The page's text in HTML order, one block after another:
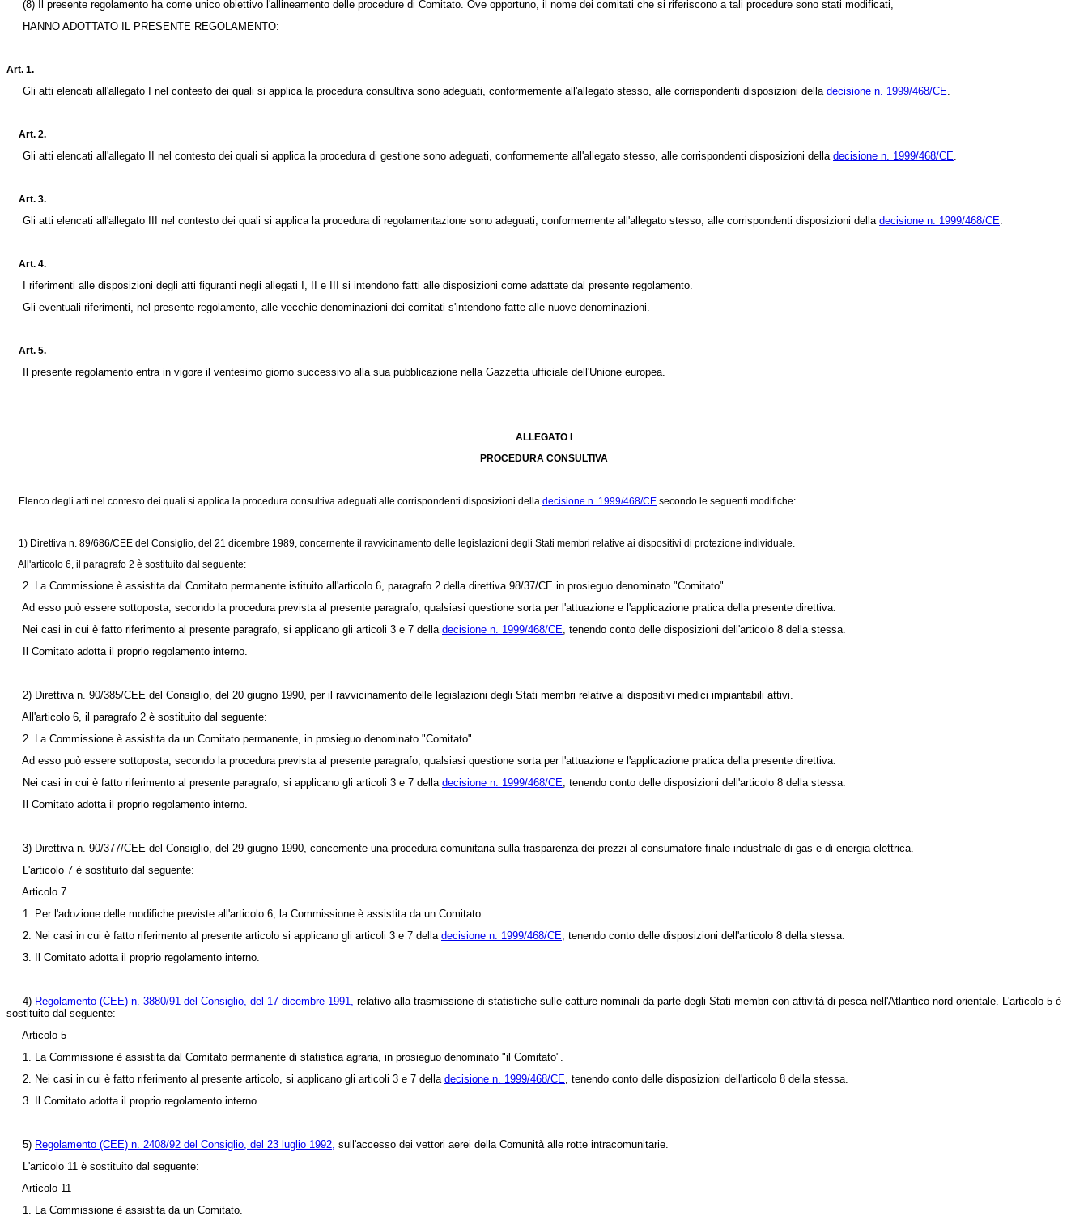
(8) Il presente regolamento ha come unico obiettivo l'allineamento delle procedure di Comitato. Ove opportuno, il nome dei comitati che si riferiscono a tali procedure sono stati modificati,
HANNO ADOTTATO IL PRESENTE REGOLAMENTO:
Art. 1.
Gli atti elencati all'allegato I nel contesto dei quali si applica la procedura consultiva sono adeguati, conformemente all'allegato stesso, alle corrispondenti disposizioni della decisione n. 1999/468/CE.
Art. 2.
Gli atti elencati all'allegato II nel contesto dei quali si applica la procedura di gestione sono adeguati, conformemente all'allegato stesso, alle corrispondenti disposizioni della decisione n. 1999/468/CE.
Art. 3.
Gli atti elencati all'allegato III nel contesto dei quali si applica la procedura di regolamentazione sono adeguati, conformemente all'allegato stesso, alle corrispondenti disposizioni della decisione n. 1999/468/CE.
Art. 4.
I riferimenti alle disposizioni degli atti figuranti negli allegati I, II e III si intendono fatti alle disposizioni come adattate dal presente regolamento.
Gli eventuali riferimenti, nel presente regolamento, alle vecchie denominazioni dei comitati s'intendono fatte alle nuove denominazioni.
Art. 5.
Il presente regolamento entra in vigore il ventesimo giorno successivo alla sua pubblicazione nella Gazzetta ufficiale dell'Unione europea.
ALLEGATO I
PROCEDURA CONSULTIVA
Elenco degli atti nel contesto dei quali si applica la procedura consultiva adeguati alle corrispondenti disposizioni della decisione n. 1999/468/CE secondo le seguenti modifiche:
1) Direttiva n. 89/686/CEE del Consiglio, del 21 dicembre 1989, concernente il ravvicinamento delle legislazioni degli Stati membri relative ai dispositivi di protezione individuale.
All'articolo 6, il paragrafo 2 è sostituito dal seguente:
2. La Commissione è assistita dal Comitato permanente istituito all'articolo 6, paragrafo 2 della direttiva 98/37/CE in prosieguo denominato "Comitato".
Ad esso può essere sottoposta, secondo la procedura prevista al presente paragrafo, qualsiasi questione sorta per l'attuazione e l'applicazione pratica della presente direttiva.
Nei casi in cui è fatto riferimento al presente paragrafo, si applicano gli articoli 3 e 7 della decisione n. 1999/468/CE, tenendo conto delle disposizioni dell'articolo 8 della stessa.
Il Comitato adotta il proprio regolamento interno.
2) Direttiva n. 90/385/CEE del Consiglio, del 20 giugno 1990, per il ravvicinamento delle legislazioni degli Stati membri relative ai dispositivi medici impiantabili attivi.
All'articolo 6, il paragrafo 2 è sostituito dal seguente:
2. La Commissione è assistita da un Comitato permanente, in prosieguo denominato "Comitato".
Ad esso può essere sottoposta, secondo la procedura prevista al presente paragrafo, qualsiasi questione sorta per l'attuazione e l'applicazione pratica della presente direttiva.
Nei casi in cui è fatto riferimento al presente paragrafo, si applicano gli articoli 3 e 7 della decisione n. 1999/468/CE, tenendo conto delle disposizioni dell'articolo 8 della stessa.
Il Comitato adotta il proprio regolamento interno.
3) Direttiva n. 90/377/CEE del Consiglio, del 29 giugno 1990, concernente una procedura comunitaria sulla trasparenza dei prezzi al consumatore finale industriale di gas e di energia elettrica.
L'articolo 7 è sostituito dal seguente:
Articolo 7
1. Per l'adozione delle modifiche previste all'articolo 6, la Commissione è assistita da un Comitato.
2. Nei casi in cui è fatto riferimento al presente articolo si applicano gli articoli 3 e 7 della decisione n. 1999/468/CE, tenendo conto delle disposizioni dell'articolo 8 della stessa.
3. Il Comitato adotta il proprio regolamento interno.
4) Regolamento (CEE) n. 3880/91 del Consiglio, del 17 dicembre 1991, relativo alla trasmissione di statistiche sulle catture nominali da parte degli Stati membri con attività di pesca nell'Atlantico nord-orientale. L'articolo 5 è
sostituito dal seguente:
Articolo 5
1. La Commissione è assistita dal Comitato permanente di statistica agraria, in prosieguo denominato "il Comitato".
2. Nei casi in cui è fatto riferimento al presente articolo, si applicano gli articoli 3 e 7 della decisione n. 1999/468/CE, tenendo conto delle disposizioni dell'articolo 8 della stessa.
3. Il Comitato adotta il proprio regolamento interno.
5) Regolamento (CEE) n. 2408/92 del Consiglio, del 23 luglio 1992, sull'accesso dei vettori aerei della Comunità alle rotte intracomunitarie.
L'articolo 11 è sostituito dal seguente:
Articolo 11
1. La Commissione è assistita da un Comitato.